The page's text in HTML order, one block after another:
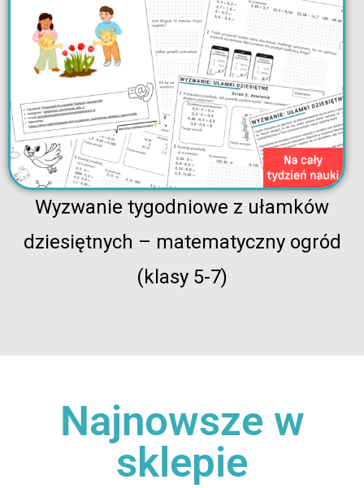
Wyzwanie tygodniowe z ułamków
dziesiętnych – matematyczny ogród
(klasy 5-7)
Najnowsze w
sklepie